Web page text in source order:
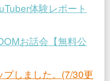
体験レポート
お話会【無料公
しました。(7/30更